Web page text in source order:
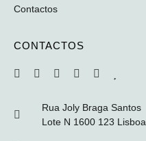
Contactos
CONTACTOS
Rua Joly Braga Santos
Lote N 1600 123 Lisboa